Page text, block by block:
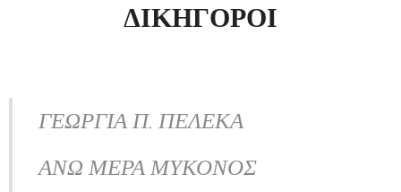
ΔΙΚΗΓΟΡΟΙ
ΓΕΩΡΓΙΑ Π. ΠΕΛΕΚΑ
ΑΝΩ ΜΕΡΑ ΜΥΚΟΝΟΣ